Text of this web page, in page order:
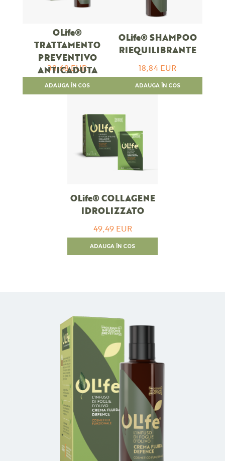
OLife®
TRATTAMENTO
PREVENTIVO
ANTICADUTA
38,68 EUR
ADAUGA ÎN COS
OLife® SHAMPOO
RIEQUILIBRANTE
18,84 EUR
ADAUGA ÎN COS
OLife® COLLAGENE
IDROLIZZATO
49,49 EUR
ADAUGA ÎN COS